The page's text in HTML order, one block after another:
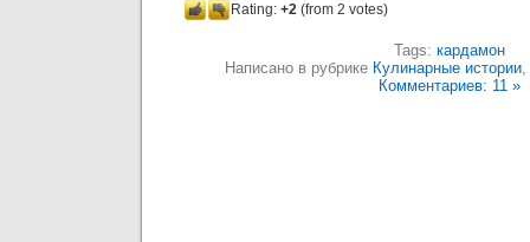
Rating: +2 (from 2 votes)
Tags: кардамон
Написано в рубрике Кулинарные истории,
Комментариев: 11 »